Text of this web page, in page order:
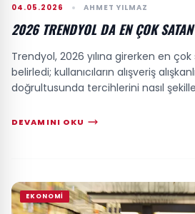
04.05.2026 AHMET YILMAZ
2026 TRENDYOL DA EN ÇOK
Trendyol, 2026 yılına girerken en
belirledi; kullanıcıların alışveriş
doğrultusunda tercihlerini nasıl
DEVAMINI OKU
EKONOMI